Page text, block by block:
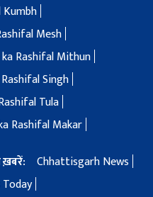
Mesh
Rashifal Mithun
Singh
Tula
Rashifal Makar
ख़बरें:
Chhattisgarh News